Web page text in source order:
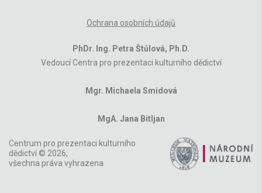
Ochrana osobních údajů
PhDr. Ing. Petra Štůlová, Ph.D.
Vedoucí Centra pro prezentaci kulturního dědictví
Mgr. Michaela Smidová
MgA. Jana Bitljan
Centrum pro prezentaci kulturního
dědictví © 2026,
všechna práva vyhrazena